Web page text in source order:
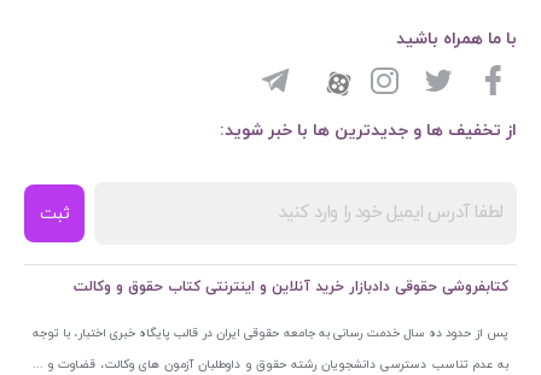
از تخفیف ها و جدیدترین ها با خبر شوید:
ثبت
با ما همراه باشید
کتابفروشی حقوقی دادبازار خرید آنلاین و اینترنتی کتاب حقوق و وکالت
پس از حدود ده سال خدمت رسانی به جامعه حقوقی ایران در قالب پایگاه خبری اختبار، با توجه
به عدم تناسب دسترسی دانشجویان رشته حقوق و داوطلبان آزمون های وکالت، قضاوت و ...